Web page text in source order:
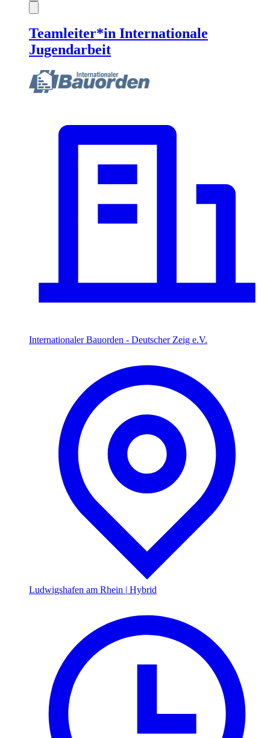
Teamleiter*in Internationale
Jugendarbeit
Internationaler Bauorden - Deutscher Zeig e.V.
Ludwigshafen am Rhein | Hybrid